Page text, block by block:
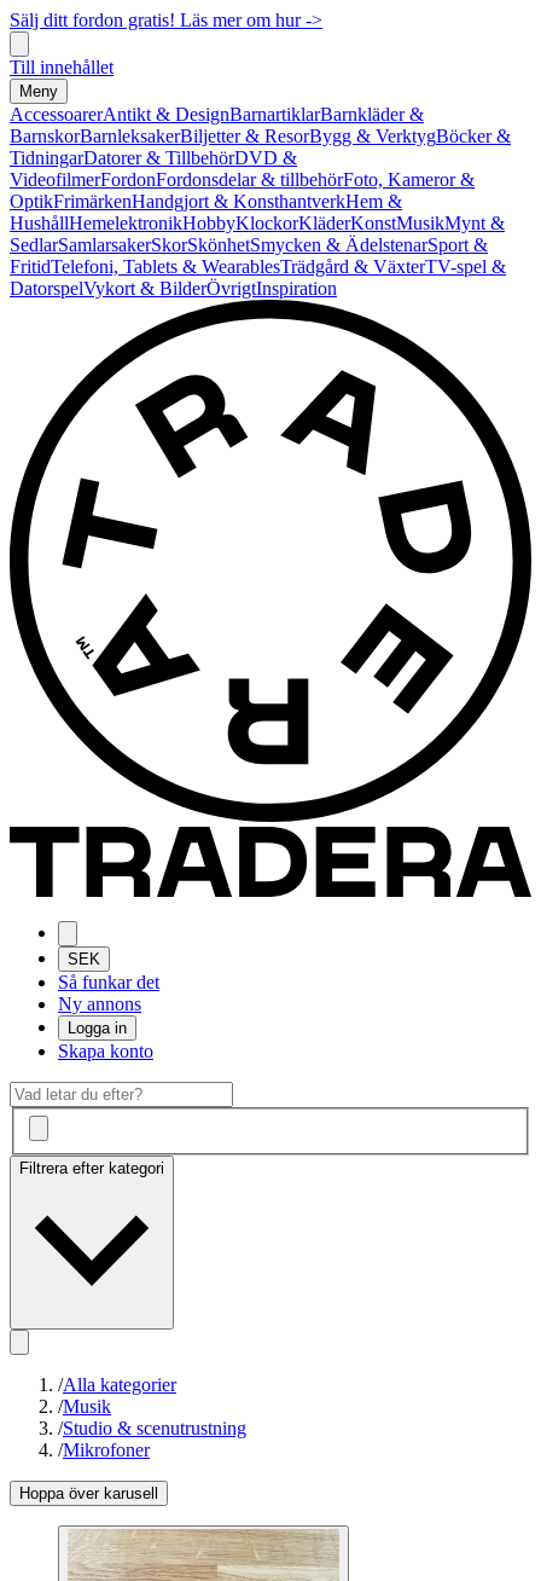
Sälj ditt fordon gratis! Läs mer om hur ->
Till innehållet
Meny
AccessoarerAntikt & DesignBarnartiklarBarnkläder &
BarnskorBarnleksakerBiljetter & ResorBygg & VerktygBöcker &
TidningarDatorer & TillbehörDVD &
VideofilmerFordonFordonsdelar & tillbehörFoto, Kameror &
OptikFrimärkenHandgjort & KonsthantverkHem &
HushållHemelektronikHobbyKlockorKläderKonstMusikMynt &
SedlarSamlarsakerSkorSkönhetSmycken & ÄdelstenarSport &
FritidTelefoni, Tablets & WearablesTrädgård & VäxterTV-spel &
DatorspelVykort & BilderÖvrigtInspiration
SEK
Så funkar det
Ny annons
Logga in
Skapa konto
Filtrera efter kategori
/Alla kategorier
/Musik
/Studio & scenutrustning
/Mikrofoner
Hoppa över karusell